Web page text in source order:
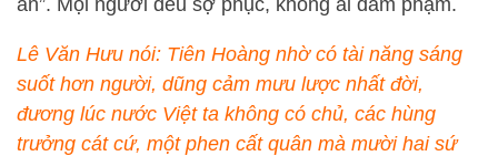
ăn”. Mọi người đều sợ phục, không ai dám phạm.
Lê Văn Hưu nói: Tiên Hoàng nhờ có tài năng sáng
suốt hơn người, dũng cảm mưu lược nhất đời,
đương lúc nước Việt ta không có chủ, các hùng
trưởng cát cứ, một phen cất quân mà mười hai sứ